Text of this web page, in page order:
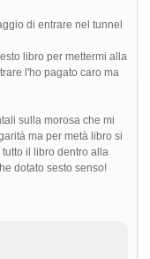
di entrare nel tunnel
libro per mettermi alla
l'ho pagato caro ma
sulla morosa che mi
ma per metà libro si
il libro dentro alla
dotato sesto senso!